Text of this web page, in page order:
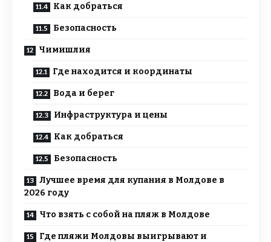
Как добраться
Безопасность
Чимишлия
Где находится и координаты
Вода и берег
Инфраструктура и цены
Как добраться
Безопасность
Лучшее время для купания в Молдове в
2026 году
Что взять с собой на пляж в Молдове
Где пляжи Молдовы выигрывают и